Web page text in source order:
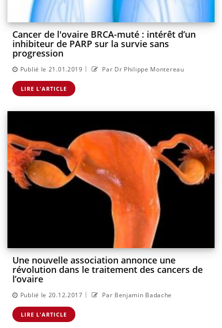
Cancer de l'ovaire BRCA-muté : intérêt d’un
inhibiteur de PARP sur la survie sans
progression
Publié le 21.01.2019 | Par Dr Philippe Montereau
LIRE L'ARTICLE
Une nouvelle association annonce une
révolution dans le traitement des cancers de
l’ovaire
Publié le 20.12.2017 | Par Benjamin Badache
LIRE L'ARTICLE